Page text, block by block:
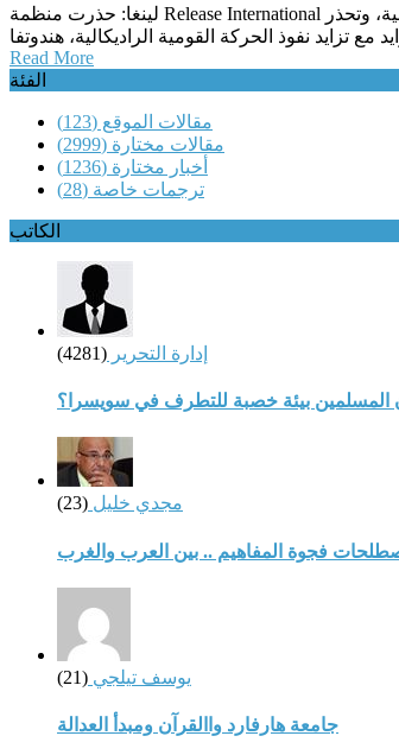
لينغا: حذرت منظمة Release International من اتخاذ اتهامات باعتناق الهندوس ذريعة لمهاجمة المسيحيين في الهند.يشكل المسيحيون أقل من خمسة في المائة من السكان في الهند ذات الأغلبية الهندوسية، وتحذر
Read More
الفئة
مقالات الموقع (123)
مقالات مختارة (2999)
أخبار مختارة (1236)
ترجمات خاصة (28)
الكاتب
إدارة التحرير (4281)
المسلمين بيئة خصبة للتطرف في سويسرا؟
مجدي خليل (23)
فجوة المفاهيم .. بين العرب والغرب
يوسف تيلجي (21)
جامعة هارفارد واالقرآن ومبدأ العدالة